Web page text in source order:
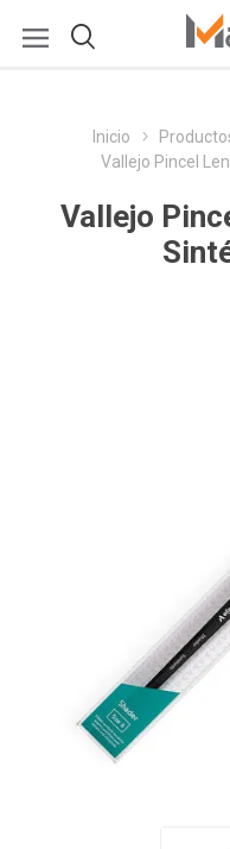
Inicio
Vallejo Pincel
Vallejo